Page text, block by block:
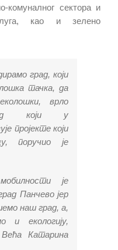
комуналног сектора и
као и зелено
град, који
тачка, да
врло
који у
пројекте који
поручио је
је
Панчево јер
наш град, а,
и екологију,
Катарина